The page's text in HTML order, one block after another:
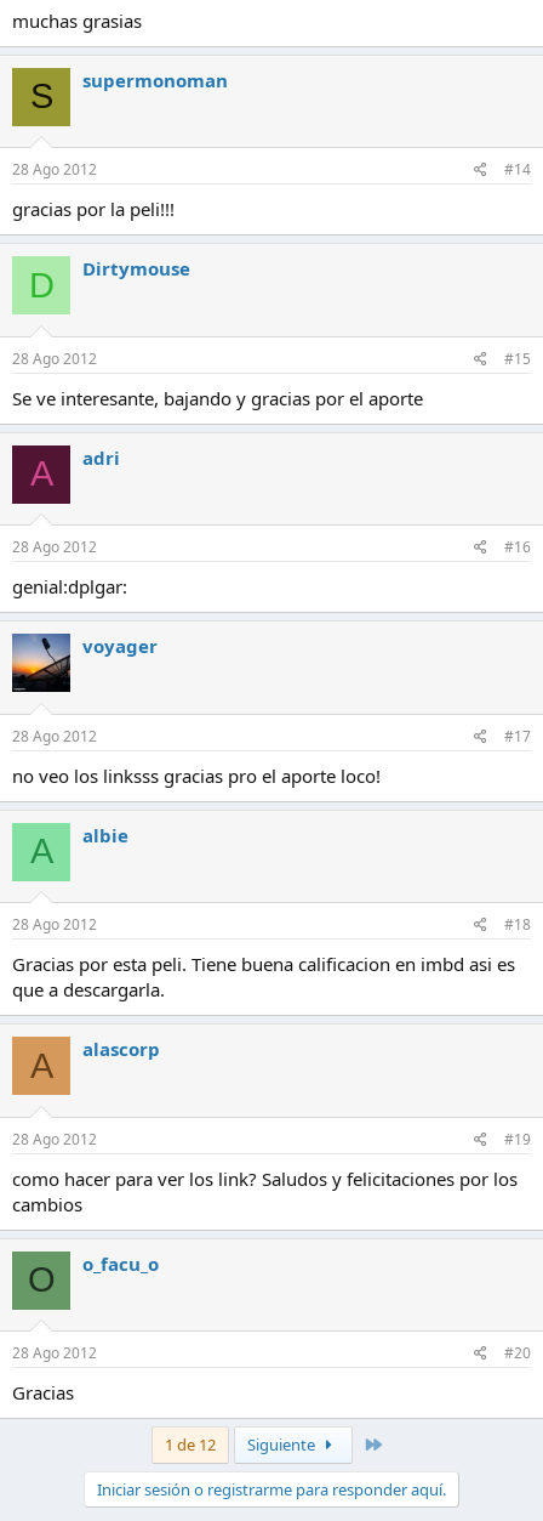
muchas grasias
S supermonoman
28 Ago 2012 #14
gracias por la peli!!!
D Dirtymouse
28 Ago 2012 #15
Se ve interesante, bajando y gracias por el aporte
A adri
28 Ago 2012 #16
genial:dplgar:
voyager
28 Ago 2012 #17
no veo los linksss gracias pro el aporte loco!
A albie
28 Ago 2012 #18
Gracias por esta peli. Tiene buena calificacion en imbd asi es
que a descargarla.
A alascorp
28 Ago 2012 #19
como hacer para ver los link? Saludos y felicitaciones por los
cambios
O o_facu_o
28 Ago 2012 #20
Gracias
1 de 12 Siguiente
Iniciar sesión o registrarme para responder aquí.